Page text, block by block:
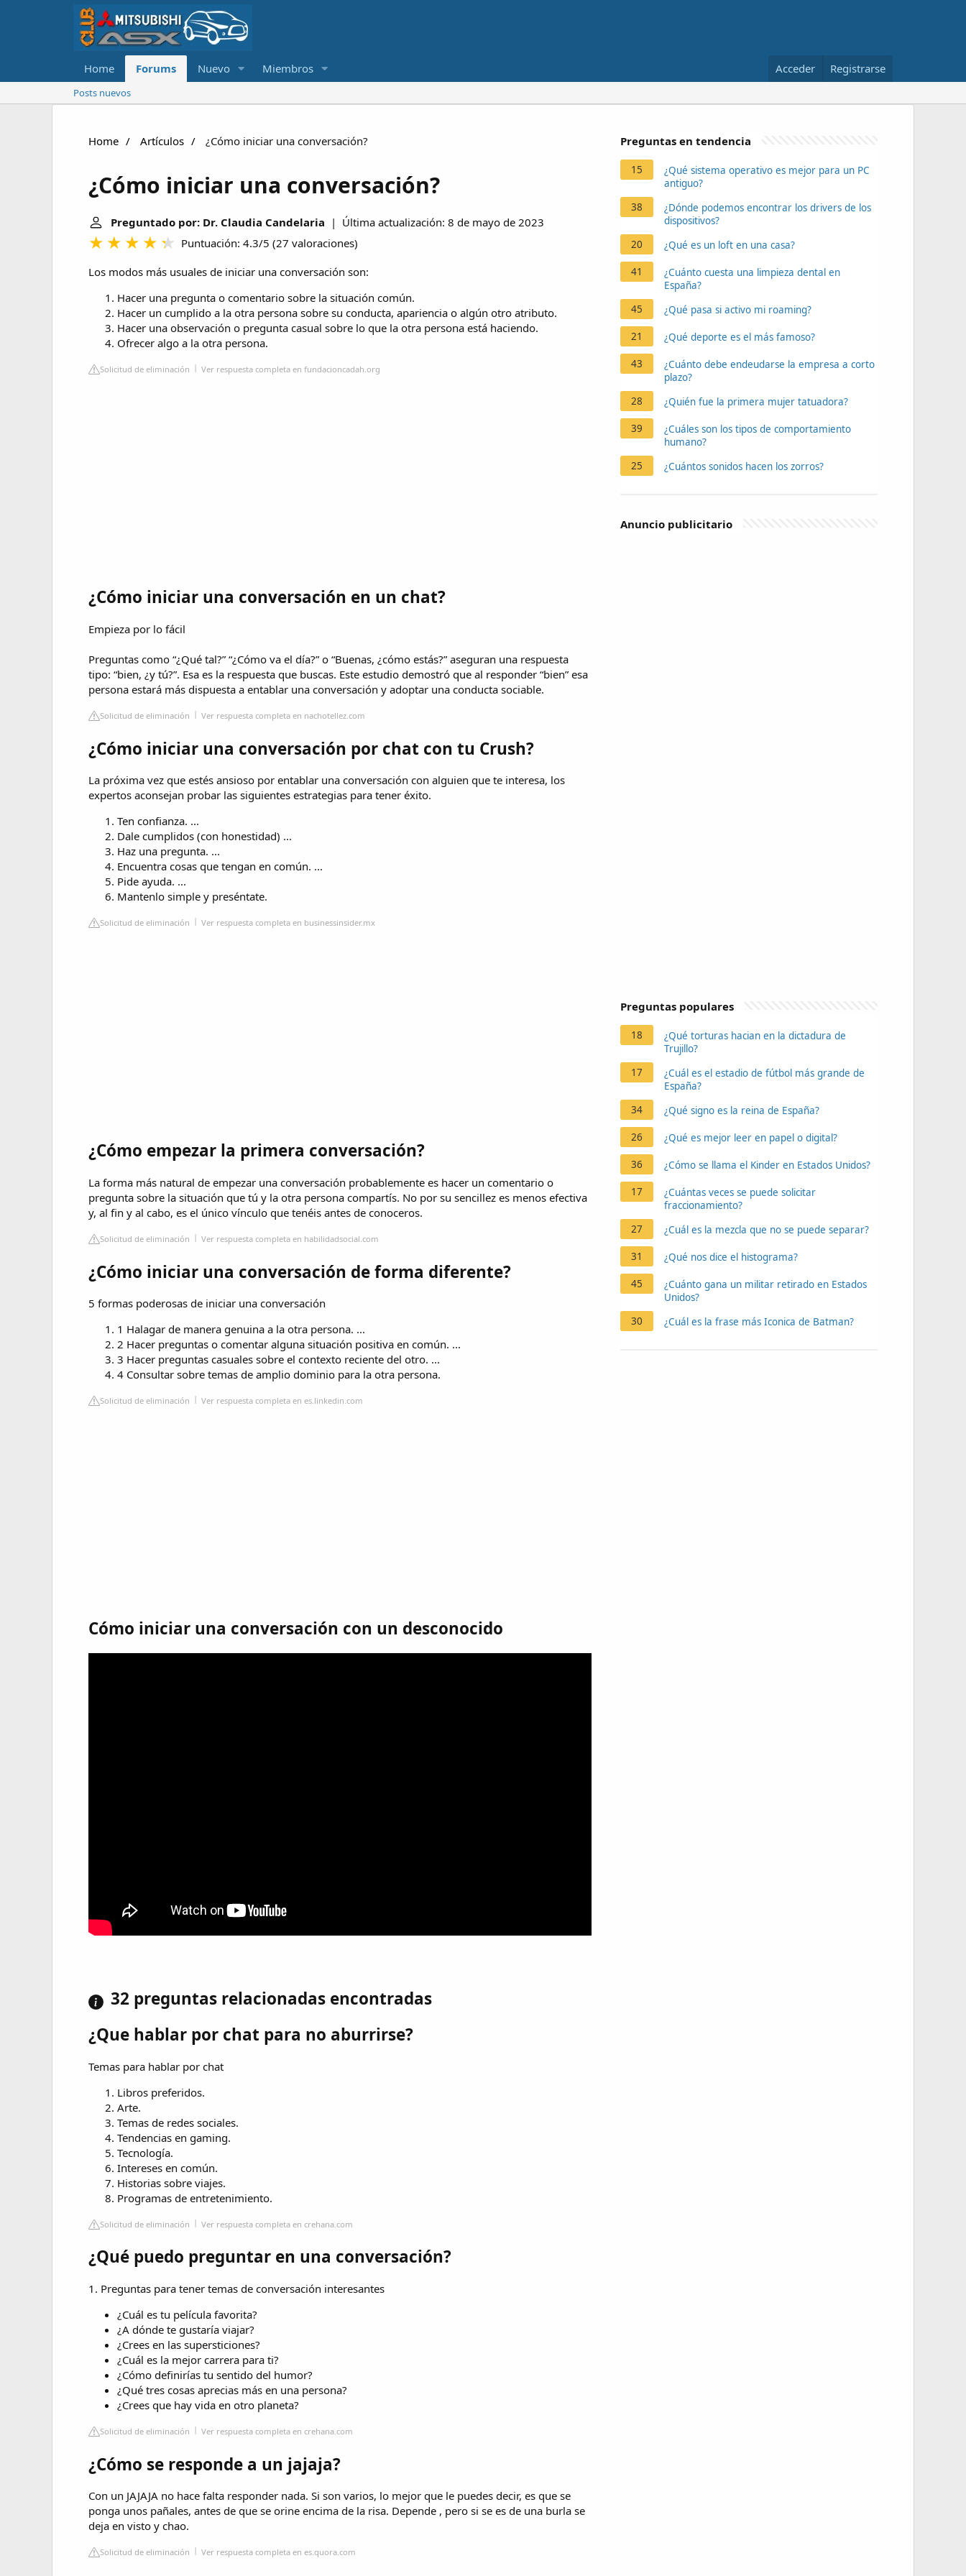
Home Forums Nuevo Miembros Acceder Registrarse
Posts nuevos
Home Artículos ¿Cómo iniciar una conversación?
¿Cómo iniciar una conversación?
Preguntado por: Dr. Claudia Candelaria | Última actualización: 8 de mayo de 2023
Puntuación: 4.3/5 (27 valoraciones)
Los modos más usuales de iniciar una conversación son:
Hacer una pregunta o comentario sobre la situación común.
Hacer un cumplido a la otra persona sobre su conducta, apariencia o algún otro atributo.
Hacer una observación o pregunta casual sobre lo que la otra persona está haciendo.
Ofrecer algo a la otra persona.
Solicitud de eliminación Ver respuesta completa en fundacioncadah.org
¿Cómo iniciar una conversación en un chat?
Empieza por lo fácil
Preguntas como “¿Qué tal?” “¿Cómo va el día?” o “Buenas, ¿cómo estás?” aseguran una respuesta
tipo: “bien, ¿y tú?”. Esa es la respuesta que buscas. Este estudio demostró que al responder “bien” esa
persona estará más dispuesta a entablar una conversación y adoptar una conducta sociable.
Solicitud de eliminación Ver respuesta completa en nachotellez.com
¿Cómo iniciar una conversación por chat con tu Crush?
La próxima vez que estés ansioso por entablar una conversación con alguien que te interesa, los
expertos aconsejan probar las siguientes estrategias para tener éxito.
Ten confianza. ...
Dale cumplidos (con honestidad) ...
Haz una pregunta. ...
Encuentra cosas que tengan en común. ...
Pide ayuda. ...
Mantenlo simple y preséntate.
Solicitud de eliminación Ver respuesta completa en businessinsider.mx
¿Cómo empezar la primera conversación?
La forma más natural de empezar una conversación probablemente es hacer un comentario o
pregunta sobre la situación que tú y la otra persona compartís. No por su sencillez es menos efectiva
y, al fin y al cabo, es el único vínculo que tenéis antes de conoceros.
Solicitud de eliminación Ver respuesta completa en habilidadsocial.com
¿Cómo iniciar una conversación de forma diferente?
5 formas poderosas de iniciar una conversación
1 Halagar de manera genuina a la otra persona. ...
2 Hacer preguntas o comentar alguna situación positiva en común. ...
3 Hacer preguntas casuales sobre el contexto reciente del otro. ...
4 Consultar sobre temas de amplio dominio para la otra persona.
Solicitud de eliminación Ver respuesta completa en es.linkedin.com
Cómo iniciar una conversación con un desconocido
32 preguntas relacionadas encontradas
¿Que hablar por chat para no aburrirse?
Temas para hablar por chat
Libros preferidos.
Arte.
Temas de redes sociales.
Tendencias en gaming.
Tecnología.
Intereses en común.
Historias sobre viajes.
Programas de entretenimiento.
Solicitud de eliminación Ver respuesta completa en crehana.com
¿Qué puedo preguntar en una conversación?
1. Preguntas para tener temas de conversación interesantes
¿Cuál es tu película favorita?
¿A dónde te gustaría viajar?
¿Crees en las supersticiones?
¿Cuál es la mejor carrera para ti?
¿Cómo definirías tu sentido del humor?
¿Qué tres cosas aprecias más en una persona?
¿Crees que hay vida en otro planeta?
Solicitud de eliminación Ver respuesta completa en crehana.com
¿Cómo se responde a un jajaja?
Con un JAJAJA no hace falta responder nada. Si son varios, lo mejor que le puedes decir, es que se
ponga unos pañales, antes de que se orine encima de la risa. Depende , pero si se es de una burla se
deja en visto y chao.
Solicitud de eliminación Ver respuesta completa en es.quora.com
Preguntas en tendencia
15
¿Qué sistema operativo es mejor para un PC
antiguo?
38
¿Dónde podemos encontrar los drivers de los
dispositivos?
20
¿Qué es un loft en una casa?
41
¿Cuánto cuesta una limpieza dental en
España?
45
¿Qué pasa si activo mi roaming?
21 ¿Qué deporte es el más famoso?
43
¿Cuánto debe endeudarse la empresa a corto
plazo?
28
¿Quién fue la primera mujer tatuadora?
39
¿Cuáles son los tipos de comportamiento
humano?
25
¿Cuántos sonidos hacen los zorros?
Anuncio publicitario
Preguntas populares
18
¿Qué torturas hacian en la dictadura de
Trujillo?
17
¿Cuál es el estadio de fútbol más grande de
España?
34
¿Qué signo es la reina de España?
26 ¿Qué es mejor leer en papel o digital?
36 ¿Cómo se llama el Kinder en Estados Unidos?
17
¿Cuántas veces se puede solicitar
fraccionamiento?
27
¿Cuál es la mezcla que no se puede separar?
31 ¿Qué nos dice el histograma?
45
¿Cuánto gana un militar retirado en Estados
Unidos?
30
¿Cuál es la frase más Iconica de Batman?